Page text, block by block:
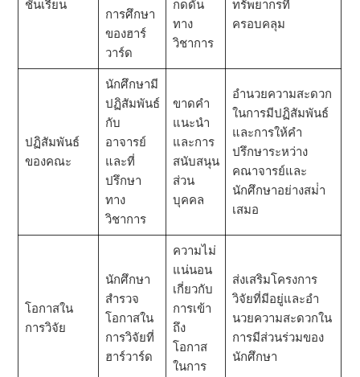
ชั้นเรียน
การศึกษา
ของฮาร์
วาร์ด
กดดัน
ทาง
วิชาการ
ทรัพยากรที่
ครอบคลุม
ปฏิสัมพันธ์
ของคณะ
นักศึกษามี
ปฏิสัมพันธ์
กับ
อาจารย์
และที่
ปรึกษา
ทาง
วิชาการ
ขาดคํา
แนะนํา
และการ
สนับสนุน
ส่วน
บุคคล
อํานวยความสะดวก
ในการมีปฏิสัมพันธ์
และการให้คํา
ปรึกษาระหว่าง
คณาจารย์และ
นักศึกษาอย่างสม่ํา
เสมอ
โอกาสใน
การวิจัย
นักศึกษา
สํารวจ
โอกาสใน
การวิจัยที่
ฮาร์วาร์ด
ความไม่
แน่นอน
เกี่ยวกับ
การเข้า
ถึง
โอกาส
ในการ
ส่งเสริมโครงการ
วิจัยที่มีอยู่และอํา
นวยความสะดวกใน
การมีส่วนร่วมของ
นักศึกษา